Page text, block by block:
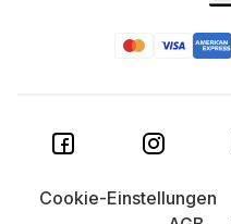
Cookie-Einstellungen